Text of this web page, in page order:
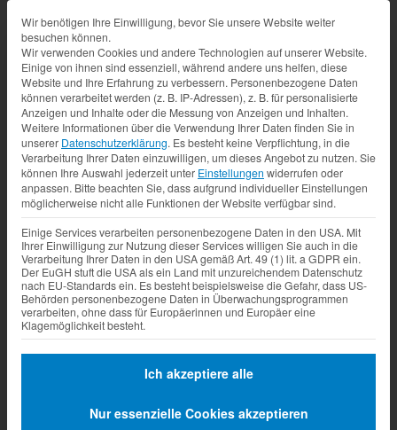
Datenschutz-Präferenz
Wir benötigen Ihre Einwilligung, bevor Sie unsere Website weiter
besuchen können.
Wir verwenden Cookies und andere Technologien auf unserer Website.
Einige von ihnen sind essenziell, während andere uns helfen, diese
Website und Ihre Erfahrung zu verbessern. Personenbezogene Daten
können verarbeitet werden (z. B. IP-Adressen), z. B. für personalisierte
Anzeigen und Inhalte oder die Messung von Anzeigen und Inhalten.
Weitere Informationen über die Verwendung Ihrer Daten finden Sie in
unserer Datenschutzerklärung. Es besteht keine Verpflichtung, in die
Verarbeitung Ihrer Daten einzuwilligen, um dieses Angebot zu nutzen. Sie
können Ihre Auswahl jederzeit unter Einstellungen widerrufen oder
anpassen. Bitte beachten Sie, dass aufgrund individueller Einstellungen
möglicherweise nicht alle Funktionen der Website verfügbar sind.
Einige Services verarbeiten personenbezogene Daten in den USA. Mit
Ihrer Einwilligung zur Nutzung dieser Services willigen Sie auch in die
Verarbeitung Ihrer Daten in den USA gemäß Art. 49 (1) lit. a GDPR ein.
Der EuGH stuft die USA als ein Land mit unzureichendem Datenschutz
nach EU-Standards ein. Es besteht beispielsweise die Gefahr, dass US-
Behörden personenbezogene Daten in Überwachungsprogrammen
verarbeiten, ohne dass für Europäerinnen und Europäer eine
Klagemöglichkeit besteht.
Ich akzeptiere alle
Nur essenzielle Cookies akzeptieren